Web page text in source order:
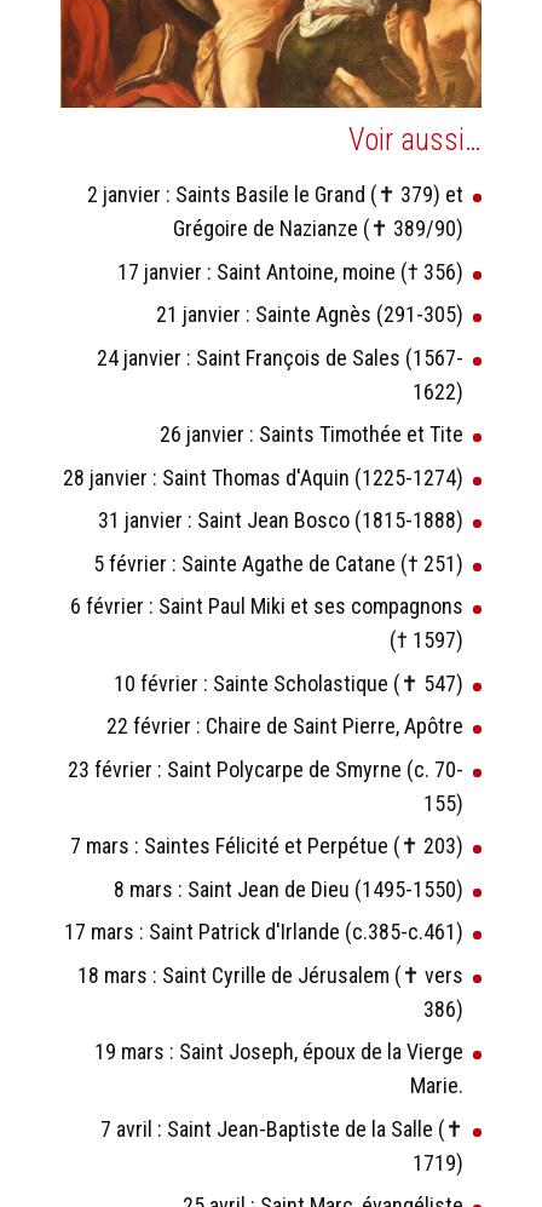
Voir aussi…
2 janvier : Saints Basile le Grand (✝ 379) et
Grégoire de Nazianze (✝ 389/90)
17 janvier : Saint Antoine, moine († 356)
21 janvier : Sainte Agnès (291-305)
24 janvier : Saint François de Sales (1567-
1622)
26 janvier : Saints Timothée et Tite
28 janvier : Saint Thomas d'Aquin (1225-1274)
31 janvier : Saint Jean Bosco (1815-1888)
5 février : Sainte Agathe de Catane († 251)
6 février : Saint Paul Miki et ses compagnons
(† 1597)
10 février : Sainte Scholastique (✝ 547)
22 février : Chaire de Saint Pierre, Apôtre
23 février : Saint Polycarpe de Smyrne (c. 70-
155)
7 mars : Saintes Félicité et Perpétue (✝ 203)
8 mars : Saint Jean de Dieu (1495-1550)
17 mars : Saint Patrick d'Irlande (c.385-c.461)
18 mars : Saint Cyrille de Jérusalem (✝ vers
386)
19 mars : Saint Joseph, époux de la Vierge
Marie.
7 avril : Saint Jean-Baptiste de la Salle (✝
1719)